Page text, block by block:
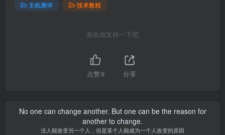
主机测评 技术教程
喜欢就支持一下吧
点赞9 分享
No one can change another. But one can be the reason for
another to change.
没人能改变另一个人，但是某个人能成为一个人改变的原因